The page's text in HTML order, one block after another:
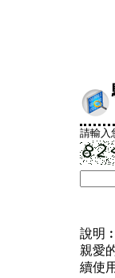
請輸入
說明︰
親愛
續使